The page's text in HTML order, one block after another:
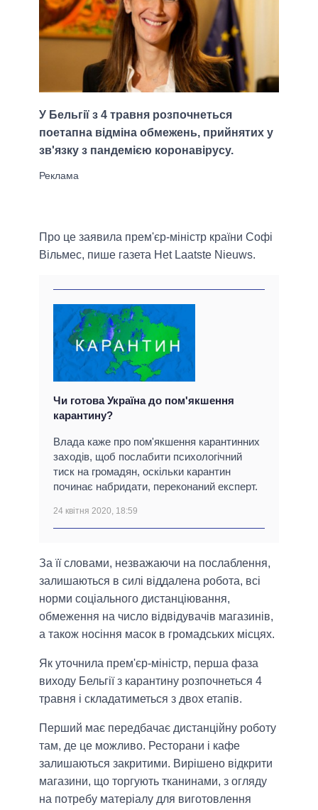
У Бельгії з 4 травня розпочнеться
поетапна відміна обмежень, прийнятих у
зв'язку з пандемією коронавірусу.
Про це заявила прем'єр-міністр країни Софі
Вільмес, пише газета Het Laatste Nieuws.
Чи готова Україна до пом'якшення
карантину?
Влада каже про пом'якшення карантинних
заходів, щоб послабити психологічний
тиск на громадян, оскільки карантин
починає набридати, переконаний експерт.
24 квітня 2020, 18:59
За її словами, незважаючи на послаблення,
залишаються в силі віддалена робота, всі
норми соціального дистанціювання,
обмеження на число відвідувачів магазинів,
а також носіння масок в громадських місцях.
Як уточнила прем'єр-міністр, перша фаза
виходу Бельгії з карантину розпочнеться 4
травня і складатиметься з двох етапів.
Перший має передбачає дистанційну роботу
там, де це можливо. Ресторани і кафе
залишаються закритими. Вирішено відкрити
магазини, що торгують тканинами, з огляду
на потребу матеріалу для виготовлення